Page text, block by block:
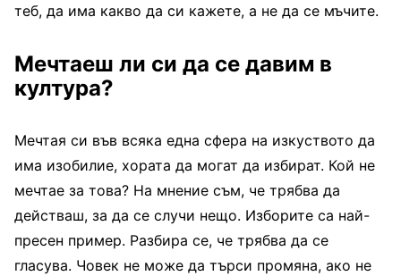
теб, да има какво да си кажете, а не да се мъчите.
Мечтаеш ли си да се давим в
култура?
Мечтая си във всяка една сфера на изкуството да
има изобилие, хората да могат да избират. Кой не
мечтае за това? На мнение съм, че трябва да
действаш, за да се случи нещо. Изборите са най-
пресен пример. Разбира се, че трябва да се
гласува. Човек не може да търси промяна, ако не